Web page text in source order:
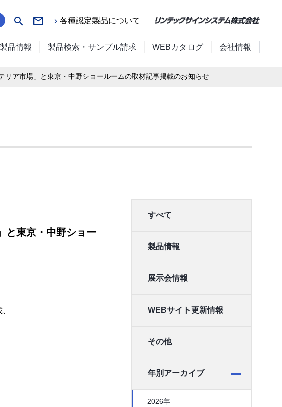
search 各種認定製品について
製品情報 製品検索・サンプル請求 WEBカタログ 会社情報
リア市場」と東京・中野ショールームの取材記事掲載のお知らせ
と東京・中野ショー
すべて
製品情報
展示会情報
WEBサイト更新情報
その他
年別アーカイブ
2026年